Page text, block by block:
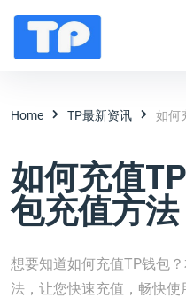
Home TP最新资讯 如何
如何充值
包充值方法
想要知道如何充值TP钱包
法，让您快速充值，畅快使